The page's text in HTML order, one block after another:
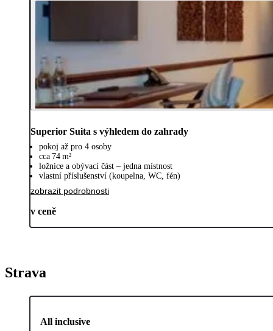
Superior Suita s výhledem do zahrady
pokoj až pro 4 osoby
cca 74 m²
ložnice a obývací část – jedna místnost
vlastní příslušenství (koupelna, WC, fén)
zobrazit podrobnosti
v ceně
Strava
All inclusive